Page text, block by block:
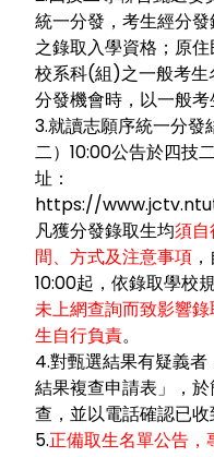
統一分發，考生經分
之錄取入學資格；原
校系科(組)之一般考
分發機會時，以一般考
3.就讀志願序統一分發
二）10:00公告於四技
址：
https://
凡獲分發錄取生均須
間、方式及注意事項
10:00起，依錄取學校
未上網查詢而致影響
生自行負責。
4.對甄選結果有疑義
結果複查申請表」，
查，並以電話確認已收
5.正備取生名單公告